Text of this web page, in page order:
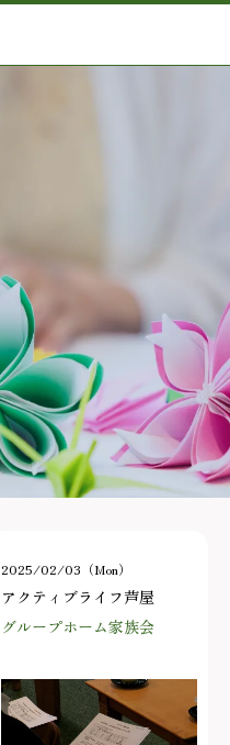
2025/02/03（Mon）
アクティブライフ芦屋
グループホーム家族会